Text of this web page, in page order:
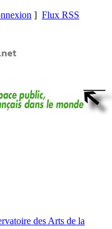
] Flux RSS
des Arts de la